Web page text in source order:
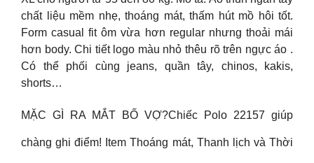
chất liệu mềm nhẹ, thoáng mát, thấm hút mồ hôi tốt.
Form casual fit ôm vừa hơn regular nhưng thoải mái
hơn body. Chi tiết logo màu nhỏ thêu rõ trên ngực áo .
Có thể phối cùng jeans, quần tây, chinos, kakis,
shorts…
MẶC GÌ RA MẮT BỐ VỢ?Chiếc Polo 22157 giúp
chàng ghi điểm! Item Thoáng mát, Thanh lịch và Thời